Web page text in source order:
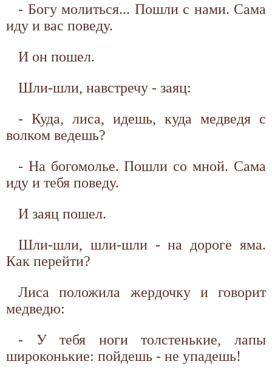
- Богу молиться... Пошли с нами. Сама
иду и вас поведу.
И он пошел.
Шли-шли, навстречу - заяц:
- Куда, лиса, идешь, куда медведя с
волком ведешь?
- На богомолье. Пошли со мной. Сама
иду и тебя поведу.
И заяц пошел.
Шли-шли, шли-шли - на дороге яма.
Как перейти?
Лиса положила жердочку и говорит
медведю:
- У тебя ноги толстенькие, лапы
широконькие: пойдешь - не упадешь!